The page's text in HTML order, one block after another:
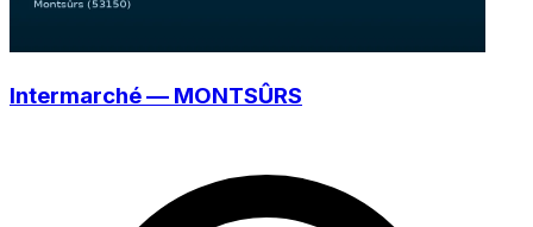
Intermarché — MONTSÛRS